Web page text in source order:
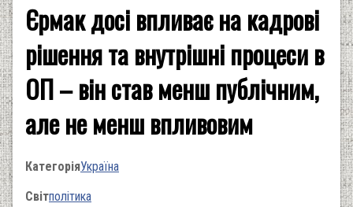
Єрмак досі впливає на кадрові
рішення та внутрішні процеси в
ОП – він став менш публічним,
але не менш впливовим
КатегоріяУкраїна
Світполітика